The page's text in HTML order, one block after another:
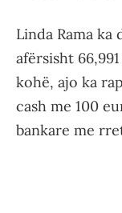
Linda Rama
afërsisht
kohë, ajo ka
cash me 100
bankare me